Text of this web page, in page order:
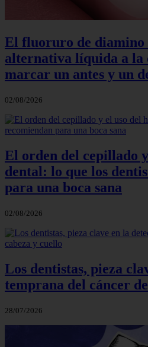
El fluoruro de diamino
alternativa líquida a la
marcar un antes y un
02/08/2026
El orden del cepillado
dental: lo que los
para una boca sana
02/08/2026
Los dentistas, pieza
temprana del cáncer
28/07/2026